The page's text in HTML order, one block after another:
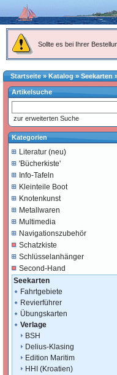
Sollte es bei Ihrer
Startseite»Katalog » Seekarten
Artikelsuche
zur erweiterten Suche
Kategorien
Literatur (neu)
'Bücherkiste'
Info-Tafeln
Kleinteile Boot
Knotenkunst
Metallwaren
Multimedia
Navigationszubehör
Schatzkiste
Schlüsselanhänger
Second-Hand
Seekarten
Fahrtgebiete
Revierführer
Übungskarten
Verlage
BSH
Delius-Klasing
Edition Maritim
HHI (Kroatien)